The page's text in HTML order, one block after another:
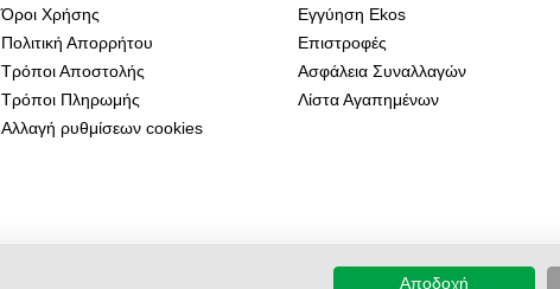
Όροι Χρήσης
Πολιτική Απορρήτου
Τρόποι Αποστολής
Τρόποι Πληρωμής
Αλλαγή ρυθμίσεων cookies
Εγγύηση Ekos
Επιστροφές
Ασφάλεια Συναλλαγών
Λίστα Αγαπημένων
Αποδοχή